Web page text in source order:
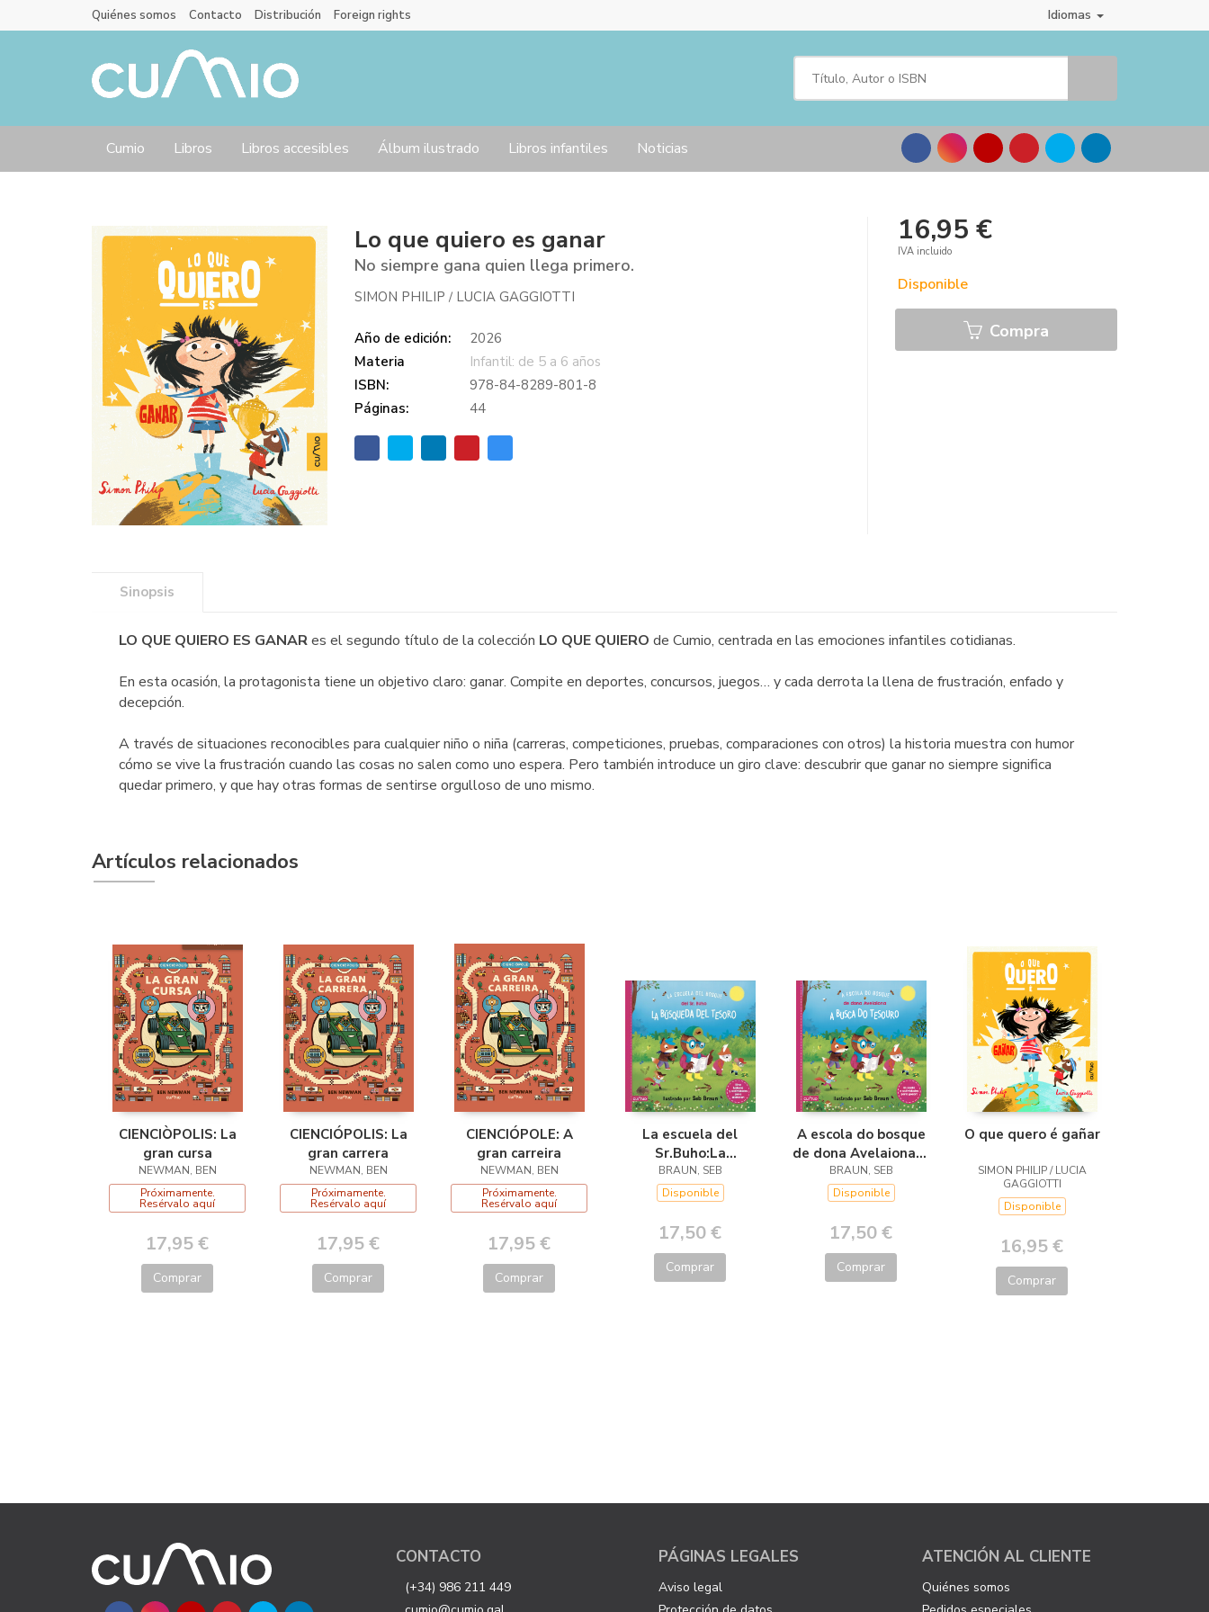
Idiomas
Quiénes somos Contacto Distribución Foreign rights
Cumio Libros Libros accesibles Álbum ilustrado Libros infantiles Noticias
Lo que quiero es ganar
No siempre gana quien llega primero.
SIMON PHILIP/ LUCIA GAGGIOTTI
Año de edición:
2026
Materia
Infantil: de 5 a 6 años
ISBN:
978-84-8289-801-8
Páginas:
44
16,95 €
IVA incluido
Disponible
Compra
Sinopsis
LO QUE QUIERO ES GANARes el segundo título de la colección LO QUE QUIERO de Cumio, centrada en las emociones infantiles cotidianas.
En esta ocasión, la protagonista tiene un objetivo claro: ganar. Compite en deportes, concursos, juegos… y cada derrota la llena de frustración, enfado y
decepción.
A través de situaciones reconocibles para cualquier niño o niña (carreras, competiciones, pruebas, comparaciones con otros) la historia muestra con humor
cómo se vive la frustración cuando las cosas no salen como uno espera. Pero también introduce un giro clave: descubrir que ganar no siempre significa
quedar primero, y que hay otras formas de sentirse orgulloso de uno mismo.
Artículos relacionados
CIENCIÒPOLIS: La
gran cursa
NEWMAN, BEN
Próximamente.
Resérvalo aquí
17,95 €
Comprar
CIENCIÓPOLIS: La
gran carrera
NEWMAN, BEN
Próximamente.
Resérvalo aquí
17,95 €
Comprar
CIENCIÓPOLE: A
gran carreira
NEWMAN, BEN
Próximamente.
Resérvalo aquí
17,95 €
Comprar
La escuela del
Sr.Buho:La
busqueda del
tesoro
BRAUN, SEB
Disponible
17,50 €
Comprar
A escola do bosque
de dona Avelaiona:A
busca do tesouro
BRAUN, SEB
Disponible
17,50 €
Comprar
O que quero é gañar
SIMON PHILIP / LUCIA
GAGGIOTTI
Disponible
16,95 €
Comprar
CONTACTO
(+34) 986 211 449
PÁGINAS LEGALES
Aviso legal
ATENCIÓN AL CLIENTE
Quiénes somos